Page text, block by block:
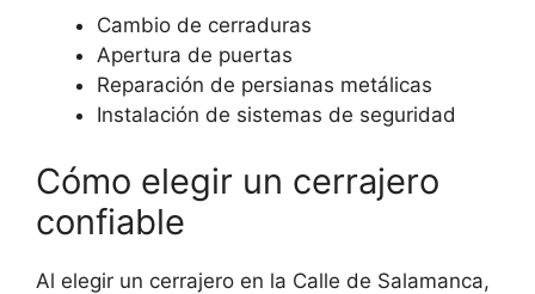
Cambio de cerraduras
Apertura de puertas
Reparación de persianas metálicas
Instalación de sistemas de seguridad
Cómo elegir un cerrajero
confiable
Al elegir un cerrajero en la Calle de Salamanca,